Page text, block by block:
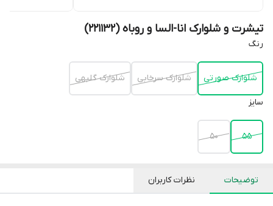
تیشرت و شلوارک انا-السا و روباه (221132)
رنگ
شلوارک صورتی شلوارک سرخابی شلوارک گلبهی
سایز
۵۵ ۵۰
توضیحات نظرات کاربران